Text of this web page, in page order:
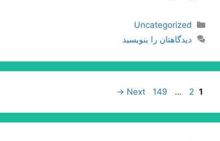
دسته‌ها
Uncategorized
دیدگاهتان را بنویسید
ناوبری
Page
1
Page
2
…
Page
149
Next
→